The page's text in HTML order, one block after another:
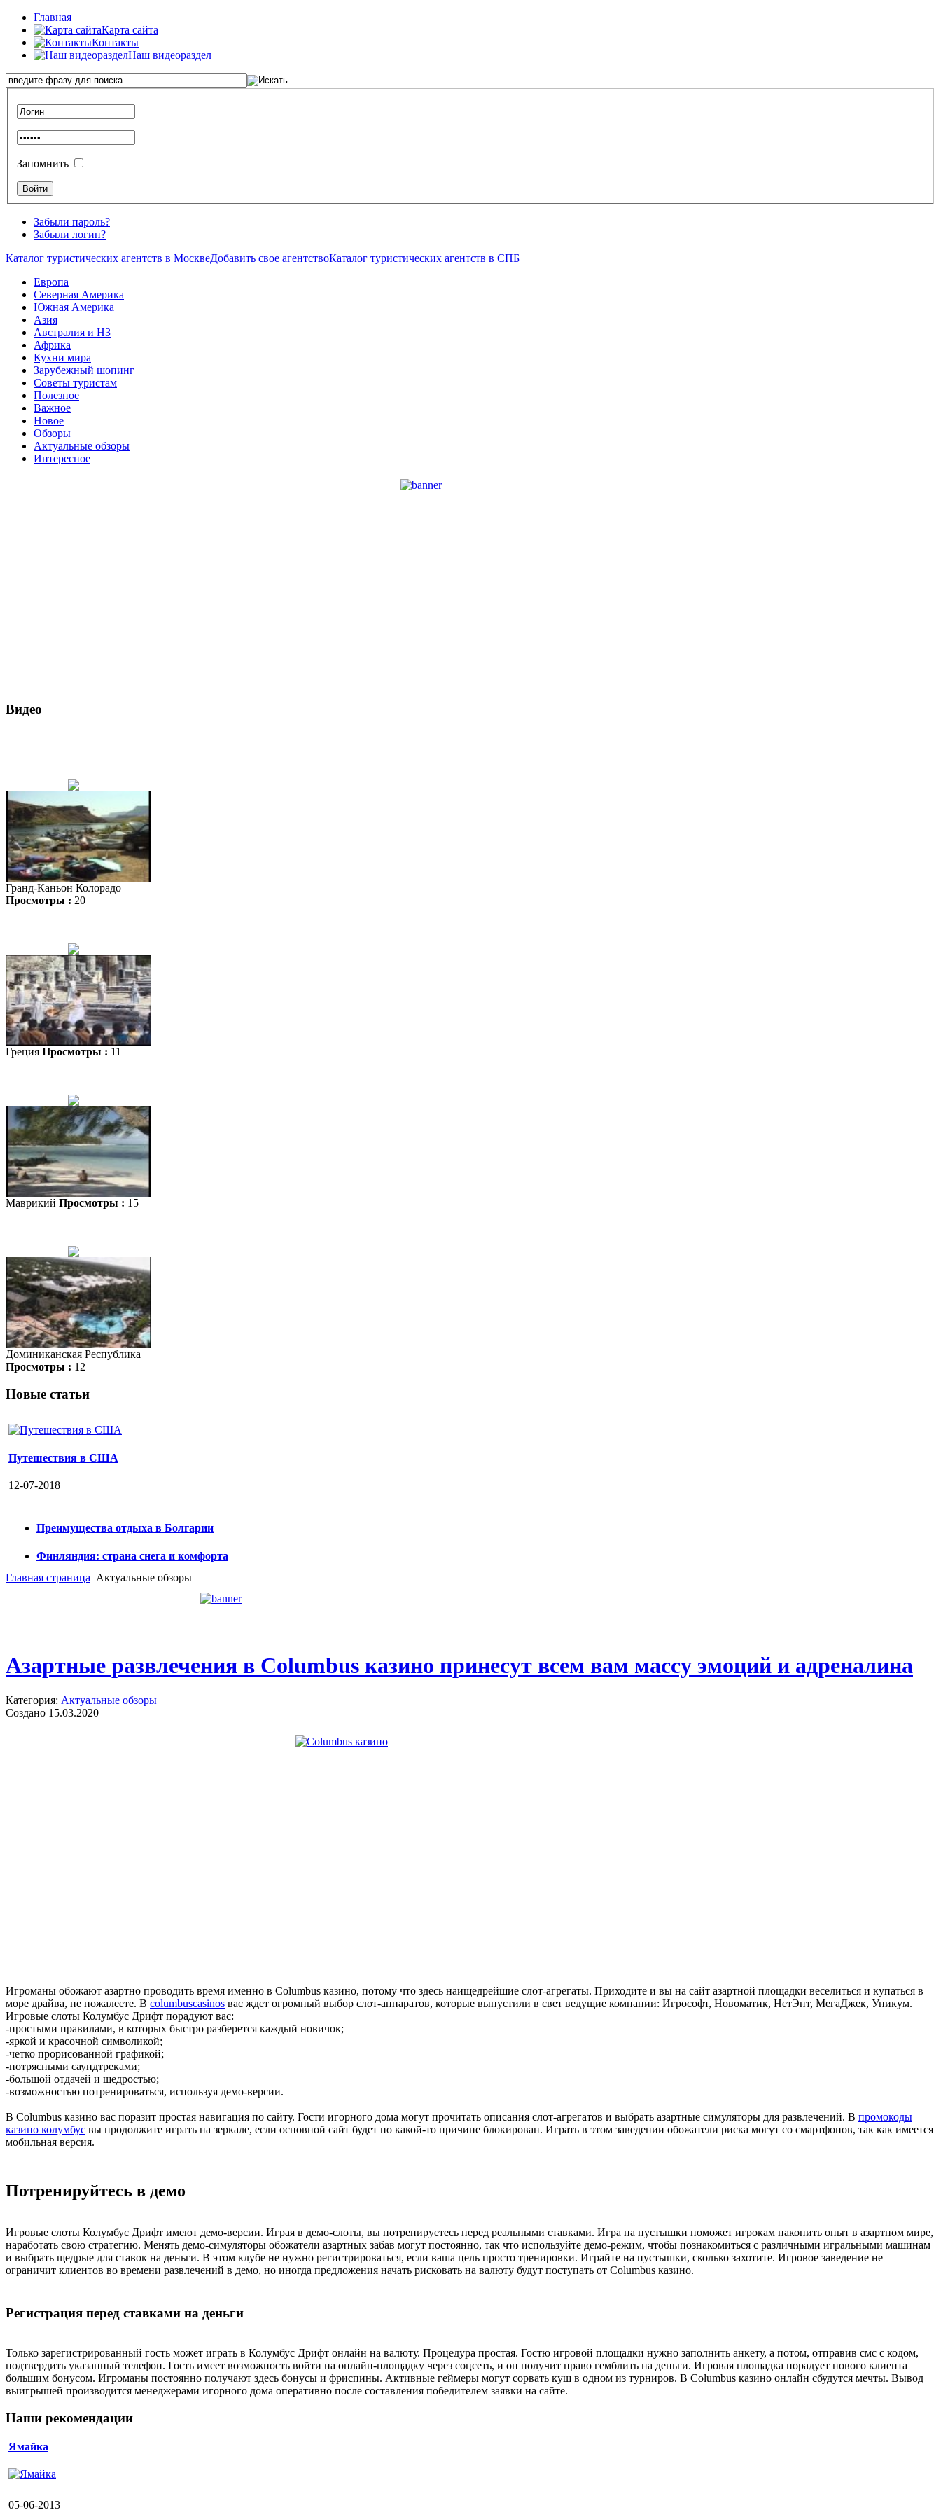
Главная
Карта сайта
Контакты
Наш видеораздел
Запомнить
Забыли пароль?
Забыли логин?
Каталог туристических агентств в МосквеДобавить свое агентствоКаталог туристических агентств в СПБ
Европа
Северная Америка
Южная Америка
Азия
Австралия и НЗ
Африка
Кухни мира
Зарубежный шопинг
Советы туристам
Полезное
Важное
Новое
Обзоры
Актуальные обзоры
Интересное
Видео
Гранд-Каньон Колорадо
Просмотры : 20
Греция Просмотры : 11
Маврикий Просмотры : 15
Доминиканская Республика
Просмотры : 12
Новые статьи
Путешествия в США
12-07-2018
Преимущества отдыха в Болгарии
Финляндия: страна снега и комфорта
Главная страница Актуальные обзоры
Азартные развлечения в Columbus казино принесут всем вам массу эмоций и адреналина
Категория: Актуальные обзоры
Создано 15.03.2020
Игроманы обожают азартно проводить время именно в Columbus казино, потому что здесь наищедрейшие слот-агрегаты. Приходите и вы на сайт азартной площадки веселиться и купаться в
море драйва, не пожалеете. В columbuscasinos вас ждет огромный выбор слот-аппаратов, которые выпустили в свет ведущие компании: Игрософт, Новоматик, НетЭнт, МегаДжек, Уникум.
Игровые слоты Колумбус Дрифт порадуют вас:
-простыми правилами, в которых быстро разберется каждый новичок;
-яркой и красочной символикой;
-четко прорисованной графикой;
-потрясными саундтреками;
-большой отдачей и щедростью;
-возможностью потренироваться, используя демо-версии.
В Columbus казино вас поразит простая навигация по сайту. Гости игорного дома могут прочитать описания слот-агрегатов и выбрать азартные симуляторы для развлечений. В промокоды
казино колумбус вы продолжите играть на зеркале, если основной сайт будет по какой-то причине блокирован. Играть в этом заведении обожатели риска могут со смартфонов, так как имеется
мобильная версия.
Потренируйтесь в демо
Игровые слоты Колумбус Дрифт имеют демо-версии. Играя в демо-слоты, вы потренируетесь перед реальными ставками. Игра на пустышки поможет игрокам накопить опыт в азартном мире,
наработать свою стратегию. Менять демо-симуляторы обожатели азартных забав могут постоянно, так что используйте демо-режим, чтобы познакомиться с различными игральными машинам
и выбрать щедрые для ставок на деньги. В этом клубе не нужно регистрироваться, если ваша цель просто тренировки. Играйте на пустышки, сколько захотите. Игровое заведение не
ограничит клиентов во времени развлечений в демо, но иногда предложения начать рисковать на валюту будут поступать от Columbus казино.
Регистрация перед ставками на деньги
Только зарегистрированный гость может играть в Колумбус Дрифт онлайн на валюту. Процедура простая. Гостю игровой площадки нужно заполнить анкету, а потом, отправив смс с кодом,
подтвердить указанный телефон. Гость имеет возможность войти на онлайн-площадку через соцсеть, и он получит право гемблить на деньги. Игровая площадка порадует нового клиента
большим бонусом. Игроманы постоянно получают здесь бонусы и фриспины. Активные геймеры могут сорвать куш в одном из турниров. В Columbus казино онлайн сбудутся мечты. Вывод
выигрышей производится менеджерами игорного дома оперативно после составления победителем заявки на сайте.
Наши рекомендации
Ямайка
05-06-2013